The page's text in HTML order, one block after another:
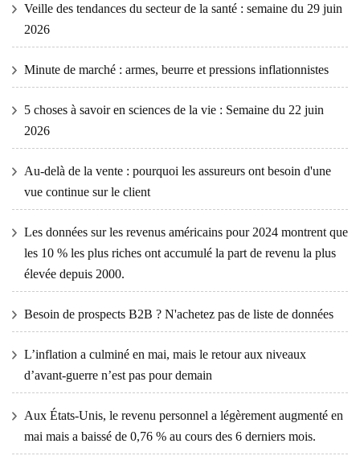
Veille des tendances du secteur de la santé : semaine du 29 juin
2026
Minute de marché : armes, beurre et pressions inflationnistes
5 choses à savoir en sciences de la vie : Semaine du 22 juin
2026
Au-delà de la vente : pourquoi les assureurs ont besoin d'une
vue continue sur le client
Les données sur les revenus américains pour 2024 montrent que
les 10 % les plus riches ont accumulé la part de revenu la plus
élevée depuis 2000.
Besoin de prospects B2B ? N'achetez pas de liste de données
L’inflation a culminé en mai, mais le retour aux niveaux
d’avant-guerre n’est pas pour demain
Aux États-Unis, le revenu personnel a légèrement augmenté en
mai mais a baissé de 0,76 % au cours des 6 derniers mois.